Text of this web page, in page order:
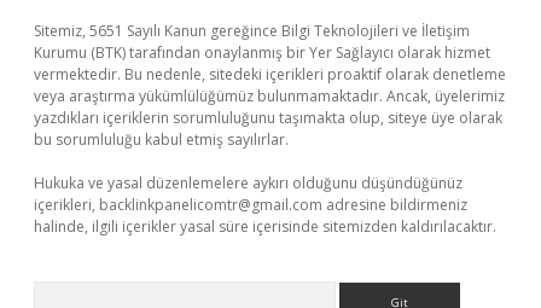
Sitemiz, 5651 Sayılı Kanun gereğince Bilgi Teknolojileri ve İletişim
Kurumu (BTK) tarafından onaylanmış bir Yer Sağlayıcı olarak hizmet
vermektedir. Bu nedenle, sitedeki içerikleri proaktif olarak denetleme
veya araştırma yükümlülüğümüz bulunmamaktadır. Ancak, üyelerimiz
yazdıkları içeriklerin sorumluluğunu taşımakta olup, siteye üye olarak
bu sorumluluğu kabul etmiş sayılırlar.
Hukuka ve yasal düzenlemelere aykırı olduğunu düşündüğünüz
içerikleri, backlinkpanelicomtr@gmail.com adresine bildirmeniz
halinde, ilgili içerikler yasal süre içerisinde sitemizden kaldırılacaktır.